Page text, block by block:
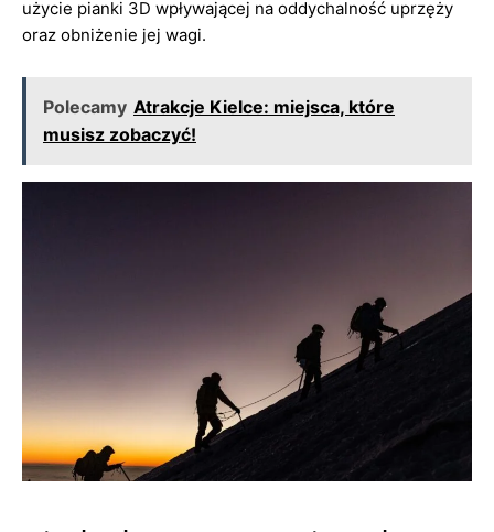
użycie pianki 3D wpływającej na oddychalność uprzęży
oraz obniżenie jej wagi.
Polecamy Atrakcje Kielce: miejsca, które
musisz zobaczyć!